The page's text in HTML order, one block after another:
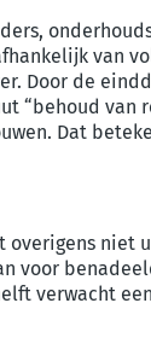
van
Door de
“behoud
Dat
verwacht